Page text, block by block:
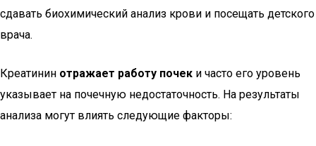
сдавать биохимический анализ крови и посещать детского
врача.
Креатинин отражает работу почек и часто его уровень
указывает на почечную недостаточность. На результаты
анализа могут влиять следующие факторы: